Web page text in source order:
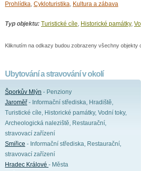
Prohlídka, Cykloturistika, Kultura a zábava
Typ objektu: Turistické cíle, Historické památky,
Kliknutím na odkazy budou zobrazeny všechny objekty
Ubytování a stravování v okolí
Šporkův Mlýn - Penziony
Jaroměř - Informační střediska, Hradiště,
Turistické cíle, Historické památky, Vodní toky,
Archeologická naleziště, Restaurační,
stravovací zařízení
Smiřice - Informační střediska, Restaurační,
stravovací zařízení
Hradec Králové - Města